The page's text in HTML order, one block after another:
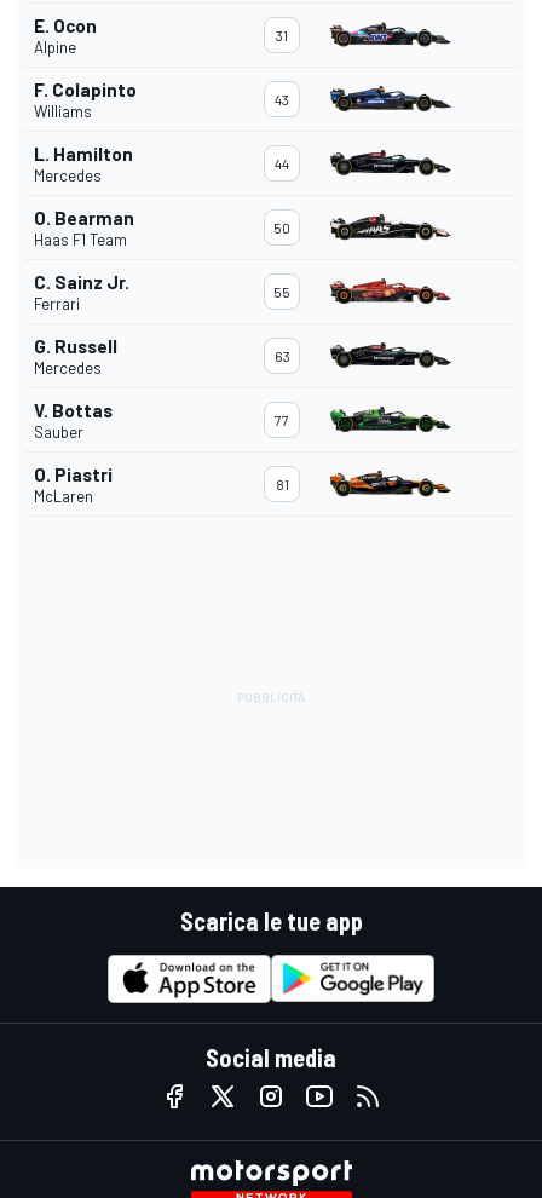
E. Ocon
Alpine
31
F. Colapinto
Williams
43
L. Hamilton
Mercedes
44
O. Bearman
Haas F1 Team
50
C. Sainz Jr.
Ferrari
55
G. Russell
Mercedes
63
V. Bottas
Sauber
77
O. Piastri
McLaren
81
Scarica le tue app
Social media